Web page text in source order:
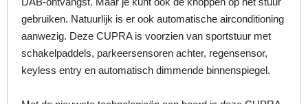
gebruiken. Natuurlijk is er ook automatische airconditioning
aanwezig. Deze CUPRA is voorzien van sportstuur met
schakelpaddels, parkeersensoren achter, regensensor,
keyless entry en automatisch dimmende binnenspiegel.